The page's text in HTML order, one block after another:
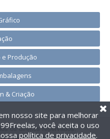
e Produção
& Criação
os direitos reservados.
nosso site para melhorar
você aceita o uso
política de privacidade.